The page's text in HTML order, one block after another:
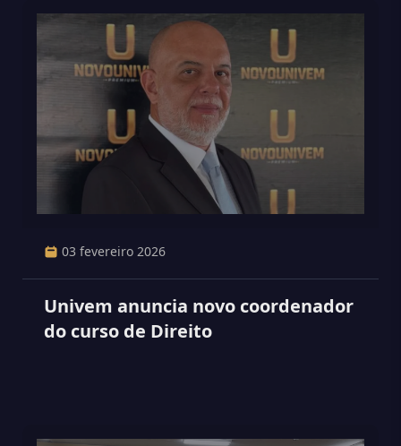
03 fevereiro 2026
Univem anuncia novo coordenador
do curso de Direito